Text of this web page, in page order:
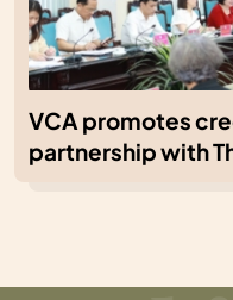
VCA promotes
partnership with